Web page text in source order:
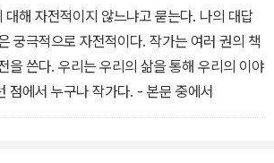
대해 자전적이지 않느냐고 묻는다. 나의 대답
궁극적으로 자전적이다. 작가는 여러 권의 책
을 쓴다. 우리는 우리의 삶을 통해 우리의 이야
점에서 누구나 작가다. - 본문 중에서